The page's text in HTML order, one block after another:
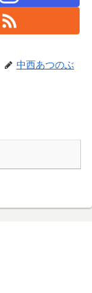
中西あつのぶ